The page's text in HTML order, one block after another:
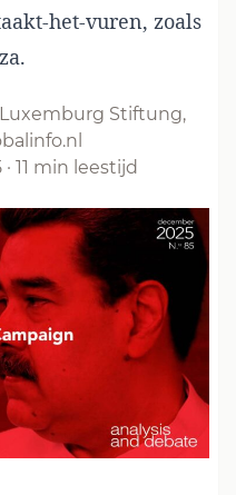
het-vuren, zoals
Luxemburg Stiftung,
· 11 min leestijd